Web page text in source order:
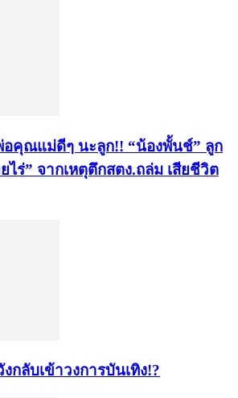
คุณแม่ดีๆ นะลูก!! “น้องพั้นช์” ลูก
ไร่” จากเหตุตึกสตง.ถล่ม เสียชีวิต
กลับเข้าวงการบันเทิง!?